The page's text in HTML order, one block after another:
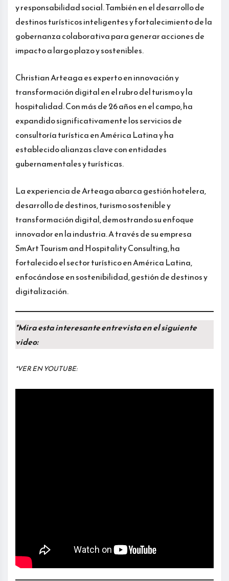
y responsabilidad social. También en el desarrollo de
destinos turísticos inteligentes y fortalecimiento de la
gobernanza colaborativa para generar acciones de
impacto a largo plazo y sostenibles.
Christian Arteaga es experto en innovación y
transformación digital en el rubro del turismo y la
hospitalidad. Con más de 26 años en el campo, ha
expandido significativamente los servicios de
consultoría turística en América Latina y ha
establecido alianzas clave con entidades
gubernamentales y turísticas.
La experiencia de Arteaga abarca gestión hotelera,
desarrollo de destinos, turismo sostenible y
transformación digital, demostrando su enfoque
innovador en la industria. A través de su empresa
SmArt Tourism and Hospitality Consulting, ha
fortalecido el sector turístico en América Latina,
enfocándose en sostenibilidad, gestión de destinos y
digitalización.
*Mira esta interesante entrevista en el siguiente
video:
*VER EN YOUTUBE: